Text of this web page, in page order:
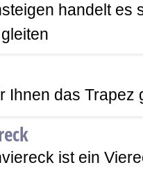
handelt es
Ihnen das Trapez
ist ein